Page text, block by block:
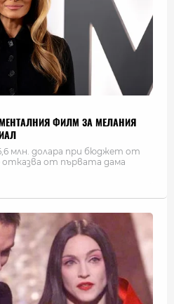
ФИЛМ ЗА МЕЛАНИЯ
млн. долара при бюджет от
отказва от първата дама